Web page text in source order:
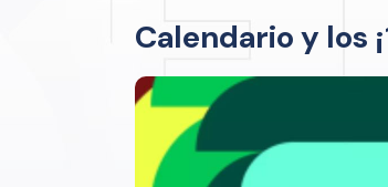
Calendario y los